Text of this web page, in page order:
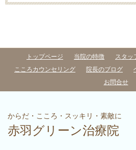
トップページ 当院の特徴 スタッ
こころカウンセリング
院長のブログ
お問合せ
からだ・こころ・スッキリ・素敵に
赤羽グリーン治療院